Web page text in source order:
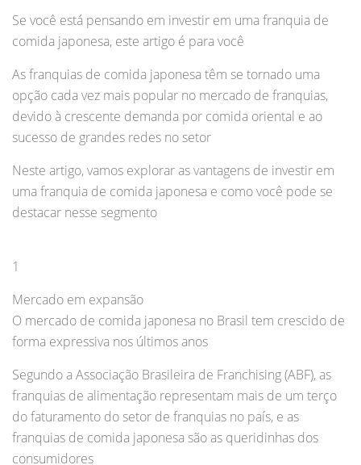
Se você está pensando em investir em uma franquia de
comida japonesa, este artigo é para você
As franquias de comida japonesa têm se tornado uma
opção cada vez mais popular no mercado de franquias,
devido à crescente demanda por comida oriental e ao
sucesso de grandes redes no setor
Neste artigo, vamos explorar as vantagens de investir em
uma franquia de comida japonesa e como você pode se
destacar nesse segmento
1
Mercado em expansão
O mercado de comida japonesa no Brasil tem crescido de
forma expressiva nos últimos anos
Segundo a Associação Brasileira de Franchising (ABF), as
franquias de alimentação representam mais de um terço
do faturamento do setor de franquias no país, e as
franquias de comida japonesa são as queridinhas dos
consumidores